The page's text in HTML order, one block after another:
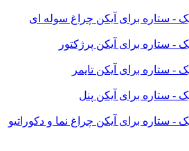
چراغ سوله ای
پرژکتور
تایمر
پنل
چراغ نما و دکوراتیو